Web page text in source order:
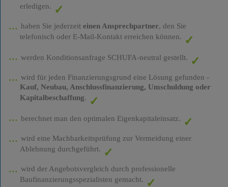
erledigen.
haben Sie jederzeit einen Ansprechpartner, den Sie
telefonisch oder E-Mail-Kontakt erreichen können.
werden Konditionsanfrage SCHUFA-neutral gestellt.
wird für jeden Finanzierungsgrund eine Lösung gefunden -
Kauf, Neubau, Anschlussfinanzierung, Umschuldung oder
Kapitalbeschaffung.
berechnet man den optimalen Eigenkapitaleinsatz.
wird eine Machbarkeitsprüfung zur Vermeidung einer
Ablehnung durchgeführt.
wird der Angebotsvergleich durch professionelle
Baufinanzierungsspezialisten gemacht.